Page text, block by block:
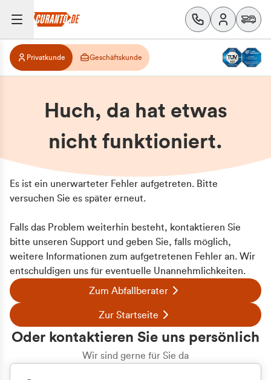
Privatkunde Geschäftskunde
Huch, da hat etwas
nicht funktioniert.
Es ist ein unerwarteter Fehler aufgetreten. Bitte
versuchen Sie es später erneut.
Falls das Problem weiterhin besteht, kontaktieren Sie
bitte unseren Support und geben Sie, falls möglich,
weitere Informationen zum aufgetretenen Fehler an. Wir
entschuldigen uns für eventuelle Unannehmlichkeiten.
Zum Abfallberater
Zur Startseite
Oder kontaktieren Sie uns persönlich
Wir sind gerne für Sie da